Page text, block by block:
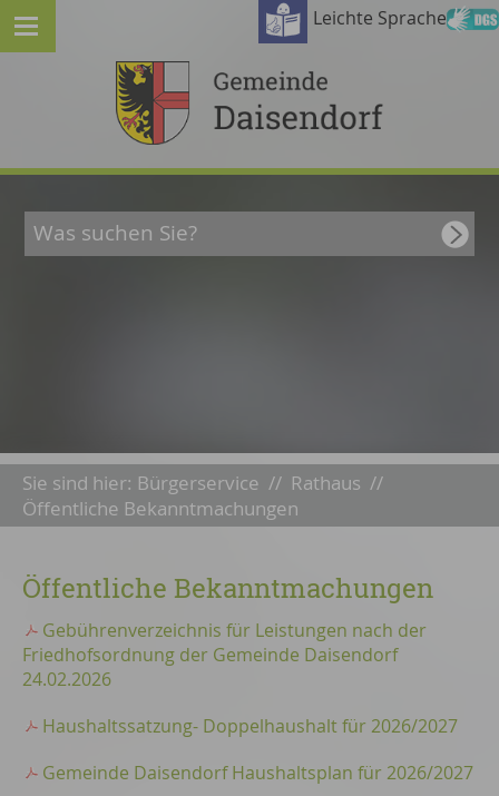
Leichte Sprache
Sie sind hier: Bürgerservice // Rathaus //
Öffentliche Bekanntmachungen
Öffentliche Bekanntmachungen
Gebührenverzeichnis für Leistungen nach der
Friedhofsordnung der Gemeinde Daisendorf
24.02.2026
Haushaltssatzung- Doppelhaushalt für 2026/2027
Gemeinde Daisendorf Haushaltsplan für 2026/2027